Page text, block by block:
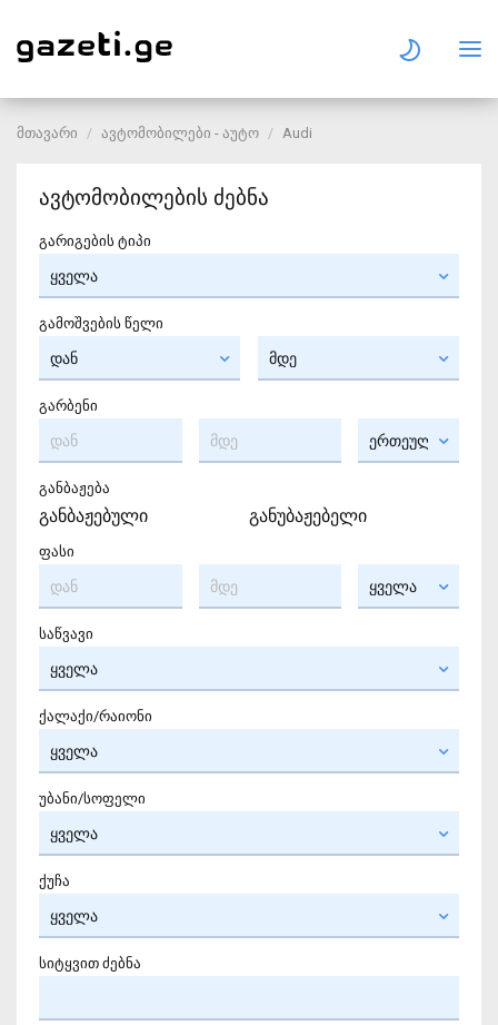
მთავარი ავტომობილები - აუტო Audi
ავტომობილების ძებნა
გარიგების ტიპი
გამოშვების წელი
გარბენი
განბაჟება
განბაჟებული განუბაჟებელი
ფასი
საწვავი
ქალაქი/რაიონი
უბანი/სოფელი
ქუჩა
სიტყვით ძებნა